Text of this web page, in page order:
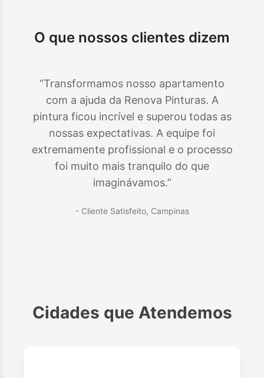
O que nossos clientes dizem
“Transformamos nosso apartamento
com a ajuda da Renova Pinturas. A
pintura ficou incrível e superou todas as
nossas expectativas. A equipe foi
extremamente profissional e o processo
foi muito mais tranquilo do que
imaginávamos.”
- Cliente Satisfeito, Campinas
Cidades que Atendemos